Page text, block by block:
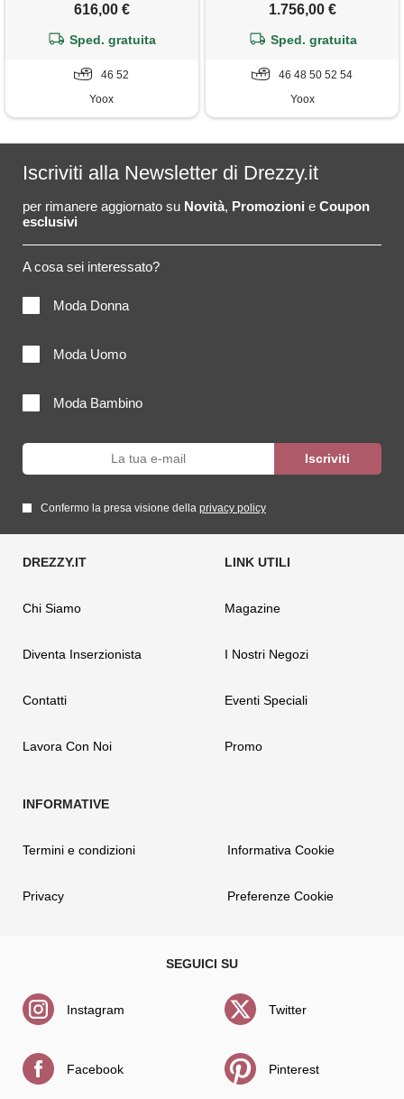
616,00 €
Sped. gratuita
46 52
Yoox
1.756,00 €
Sped. gratuita
46 48 50 52 54
Yoox
Iscriviti alla Newsletter di Drezzy.it
per rimanere aggiornato su Novità, Promozioni e Coupon
esclusivi
A cosa sei interessato?
Moda Donna
Moda Uomo
Moda Bambino
Confermo la presa visione della privacy policy
Chi Siamo
Diventa Inserzionista
Contatti
Lavora Con Noi
Magazine
I Nostri Negozi
Eventi Speciali
Promo
Termini e condizioni
Privacy
Informativa Cookie
Preferenze Cookie
Instagram
Facebook
Twitter
Pinterest